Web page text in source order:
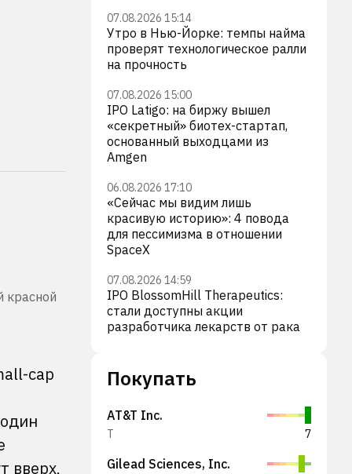
красной
cap
вверх,
07.08.2026 15:14
Утро в Нью-Йорке: темпы найма
проверят технологическое ралли
на прочность
07.08.2026 15:00
IPO Latigo: на биржу вышел
«секретный» биотех-стартап,
основанный выходцами из
Amgen
06.08.2026 17:10
«Сейчас мы видим лишь
красивую историю»: 4 повода
для пессимизма в отношении
SpaceX
07.08.2026 14:59
IPO BlossomHill Therapeutics:
стали доступны акции
разработчика лекарств от рака
Покупать
AT&T Inc.
T 7
Gilead Sciences, Inc.